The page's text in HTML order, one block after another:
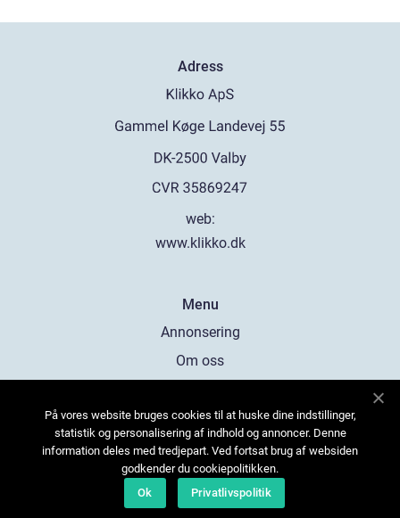
Adress
web:
www.klikko.dk
Menu
Annonsering
Om oss
Kontakta oss
Sitemap
På vores website bruges cookies til at huske dine indstillinger,
statistik og personalisering af indhold og annoncer. Denne
information deles med tredjepart. Ved fortsat brug af websiden
godkender du cookiepolitikken.
Ok
Privatlivspolitik